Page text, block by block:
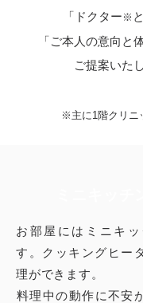
「ドクター ※
「ご本人の意向と
ご提案いた
※主に1階クリニ
お部屋にはミニキ
す。クッキングヒー
理ができます。
料理中の動作に不安